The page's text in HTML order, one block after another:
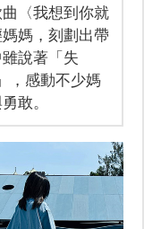
〈我想到你就
媽，刻劃出帶
說著「失
，感動不少媽
敢。